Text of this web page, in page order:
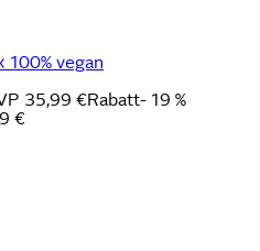
100% vegan
35,99 €Rabatt- 19 %
€